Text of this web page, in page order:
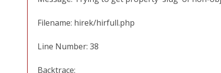
Filename: hirek/hirfull.php
Line Number: 38
Backtrace: